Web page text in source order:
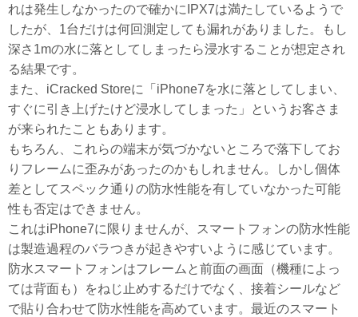
れは発生しなかったので確かにIPX7は満たしているようで
したが、1台だけは何回測定しても漏れがありました。もし
深さ1mの水に落としてしまったら浸水することが想定され
る結果です。
また、iCracked Storeに「iPhone7を水に落としてしまい、
すぐに引き上げたけど浸水してしまった」というお客さま
が来られたこともあります。
もちろん、これらの端末が気づかないところで落下してお
りフレームに歪みがあったのかもしれません。しかし個体
差としてスペック通りの防水性能を有していなかった可能
性も否定はできません。
これはiPhone7に限りませんが、スマートフォンの防水性能
は製造過程のバラつきが起きやすいように感じています。
防水スマートフォンはフレームと前面の画面（機種によっ
ては背面も）をねじ止めするだけでなく、接着シールなど
で貼り合わせて防水性能を高めています。最近のスマート